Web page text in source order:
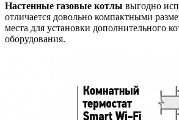
Настенные газовые котлы выгодно
отличается довольно компактными
места для установки дополнительного
оборудования.